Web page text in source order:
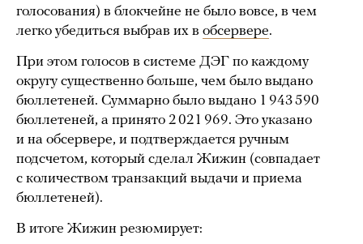
голосования) в блокчейне не было вовсе, в чем
легко убедиться выбрав их в обсервере.
При этом голосов в системе ДЭГ по каждому
округу существенно больше, чем было выдано
бюллетеней. Суммарно было выдано 1 943 590
бюллетеней, а принято 2 021 969. Это указано
и на обсервере, и подтверждается ручным
подсчетом, который сделал Жижин (совпадает
с количеством транзакций выдачи и приема
бюллетеней).
В итоге Жижин резюмирует: